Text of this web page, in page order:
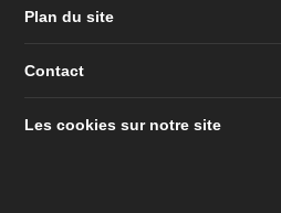
Plan du site
Contact
Les cookies sur notre site